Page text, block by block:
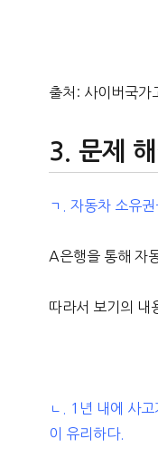
출처: 사이버국가
문제
ㄱ. 자동차 소유
A은행을 통해 자
따라서 보기의 내
ㄴ. 1년 내에 사
이 유리하다.